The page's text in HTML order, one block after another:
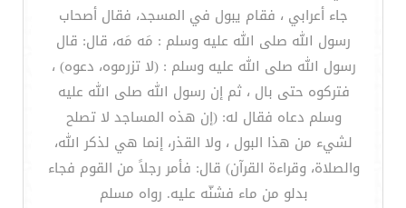
جاء أعرابي ، فقام يبول في المسجد، فقال أصحاب
رسول الله صلى الله عليه وسلم : مَه مَه، قال: قال
رسول الله صلى الله عليه وسلم : (لا تزرموه، دعوه) ،
فتركوه حتى بال ، ثم إن رسول الله صلى الله عليه
وسلم دعاه فقال له: (إن هذه المساجد لا تصلح
لشيء من هذا البول ، ولا القذر، إنما هي لذكر الله،
والصلاة، وقراءة القرآن) قال: فأمر رجلاً من القوم فجاء
بدلو من ماء فشنّه عليه. رواه مسلم